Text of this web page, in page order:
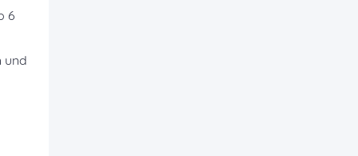
6
und